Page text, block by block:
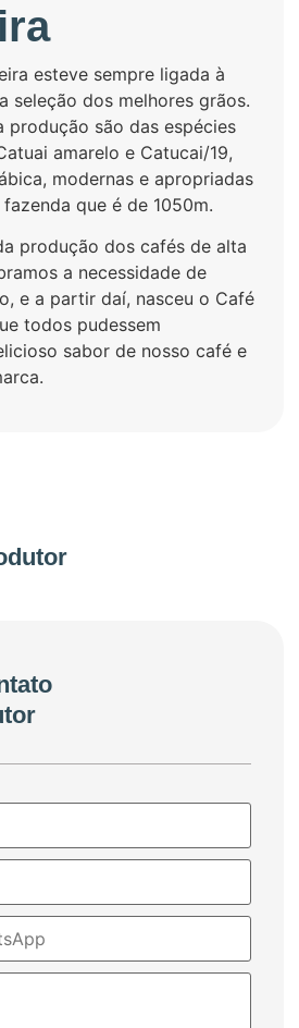
esteve sempre ligada à
seleção dos melhores grãos.
produção são das espécies
amarelo e Catucai/19,
modernas e apropriadas
que é de 1050m.
produção dos cafés de alta
a necessidade de
e a partir daí, nasceu o Café
todos pudessem
sabor de nosso café e